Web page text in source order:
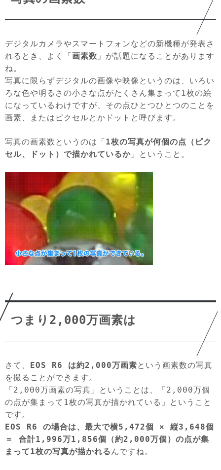
デジタルカメラやスマートフォンなどの新機種が発表さ
れるとき、よく「 画素数 」が話題になることがあります
ね。
写真に限らずデジタルの画像や映像というのは、いろい
ろな色や明るさの小さな点がたくさん集まって1枚の絵
になっているわけですが、その点ひとつひとつのことを
画素、またはピクセルとかドットと呼びます。
写真の画素数というのは「 1枚の写真が何個の点（ピク
セル、ドット）で描かれているか 」ということ。
つまり2,000万画素は
さて、 EOS R6 は約2,000万画素という画素数の写真
を撮ることができます。
「2,000万画素の写真」ということは、「2,000万個
の点が集まって1枚の写真が描かれている」ということ
です。
EOS R6 の場合は、最大で横5,472個 × 縦3,648個
＝ 合計1,996万1,856個（約2,000万個）の点が集
まって1枚の写真が描かれるんですね。